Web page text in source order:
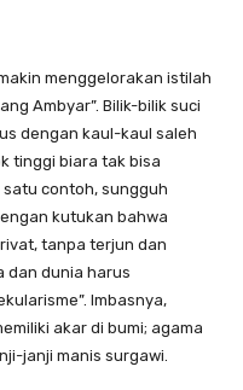
menggelorakan istilah
Ambyar”. Bilik-bilik suci
dengan kaul-kaul saleh
tinggi biara tak bisa
contoh, sungguh
kutukan bahwa
tanpa terjun dan
dan dunia harus
Imbasnya,
akar di bumi; agama
janji manis surgawi.